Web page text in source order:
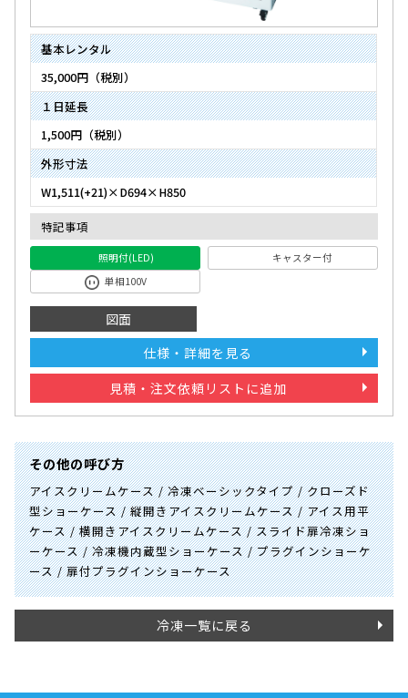
基本レンタル
35,000円（税別）
１日延長
1,500円（税別）
外形寸法
W1,511(+21)×D694×H850
特記事項
照明付(LED)
キャスター付
単相100V
図面
仕様・詳細を見る
見積・注文依頼リストに追加
その他の呼び方
アイスクリームケース / 冷凍ベーシックタイプ / クローズド
型ショーケース / 縦開きアイスクリームケース / アイス用平
ケース / 横開きアイスクリームケース / スライド扉冷凍ショ
ーケース / 冷凍機内蔵型ショーケース / プラグインショーケ
ース / 扉付プラグインショーケース
冷凍一覧に戻る